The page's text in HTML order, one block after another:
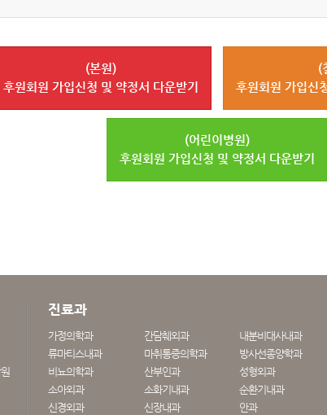
(본원)
후원회원 가입신청 및 약정서 다운받기
(
후원회원 가입신
(어린이병원)
후원회원 가입신청 및 약정서 다운받기
진료과
가정의학과 간담췌외과 내분비대사내과
류마티스내과
마취통증의학과 방사선종양학과
비뇨의학과
산부인과 성형외과
소아외과
소화기내과 순환기내과
신경외과
신장내과 안과